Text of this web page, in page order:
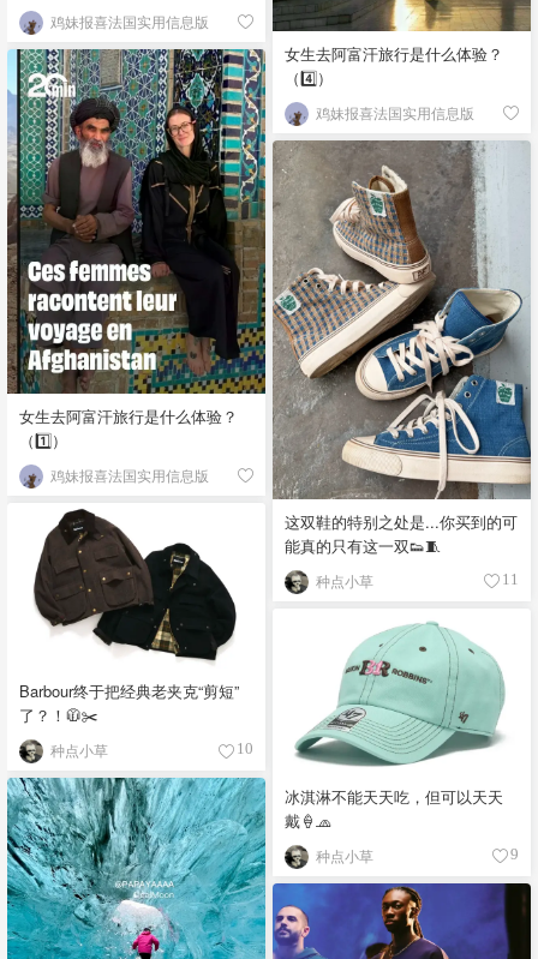
鸡妹报喜法国实用信息版
女生去阿富汗旅行是什么体验？
（4️⃣）
鸡妹报喜法国实用信息版
女生去阿富汗旅行是什么体验？
（1️⃣）
鸡妹报喜法国实用信息版
这双鞋的特别之处是...你买到的可
能真的只有这一双👟🧵
种点小草 11
Barbour终于把经典老夹克“剪短”
了？！🧥✂️
种点小草 10
冰淇淋不能天天吃，但可以天天
戴🍦🧢
种点小草 9